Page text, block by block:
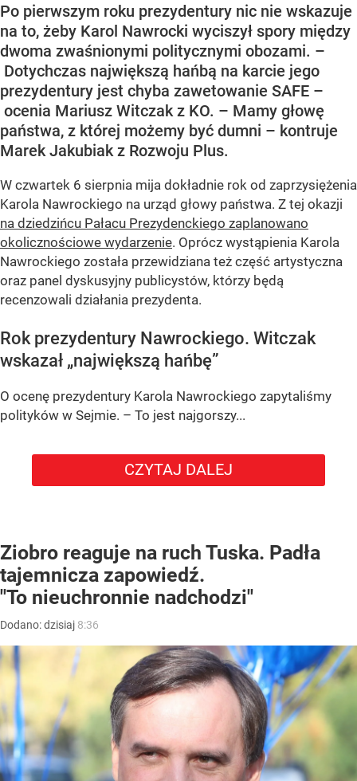
Po pierwszym roku prezydentury nic nie wskazuje
na to, żeby Karol Nawrocki wyciszył spory między
dwoma zwaśnionymi politycznymi obozami. –
Dotychczas największą hańbą na karcie jego
prezydentury jest chyba zawetowanie SAFE –
ocenia Mariusz Witczak z KO. – Mamy głowę
państwa, z której możemy być dumni – kontruje
Marek Jakubiak z Rozwoju Plus.
W czwartek 6 sierpnia mija dokładnie rok od zaprzysiężenia
Karola Nawrockiego na urząd głowy państwa. Z tej okazji
na dziedzińcu Pałacu Prezydenckiego zaplanowano
okolicznościowe wydarzenie. Oprócz wystąpienia Karola
Nawrockiego została przewidziana też część artystyczna
oraz panel dyskusyjny publicystów, którzy będą
recenzowali działania prezydenta.
Rok prezydentury Nawrockiego. Witczak
wskazał „największą hańbę”
O ocenę prezydentury Karola Nawrockiego zapytaliśmy
polityków w Sejmie. – To jest najgorszy...
CZYTAJ DALEJ
Ziobro reaguje na ruch Tuska. Padła
tajemnicza zapowiedź.
"To nieuchronnie nadchodzi"
Dodano:dzisiaj 8:36